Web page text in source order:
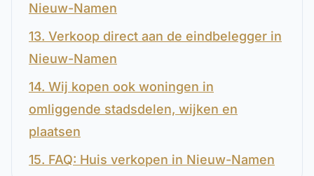
Nieuw-Namen
13. Verkoop direct aan de eindbelegger in
Nieuw-Namen
14. Wij kopen ook woningen in
omliggende stadsdelen, wijken en
plaatsen
15. FAQ: Huis verkopen in Nieuw-Namen